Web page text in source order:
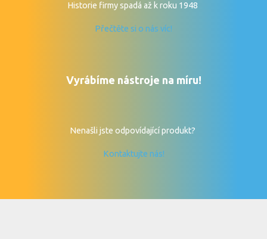
Historie firmy spadá až k roku 1948
Přečtěte si o nás víc!
Vyrábíme nástroje na míru!
Nenašli jste odpovídající produkt?
Kontaktujte nás!